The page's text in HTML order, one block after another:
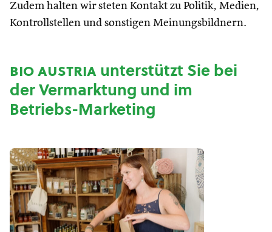
Zudem halten wir steten Kontakt zu Politik, Medien,
Kontrollstellen und sonstigen Meinungsbildnern.
bio austriaunterstützt Sie bei
der Vermarktung und im
Betriebs-Marketing